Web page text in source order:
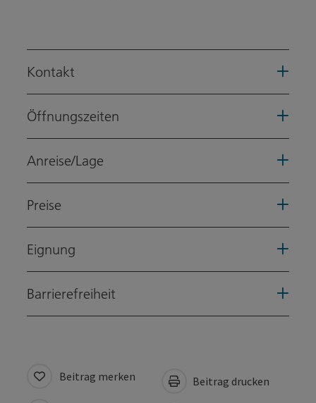
Kontakt
Öffnungszeiten
Anreise/Lage
Preise
Eignung
Barrierefreiheit
Beitrag merken Beitrag drucken